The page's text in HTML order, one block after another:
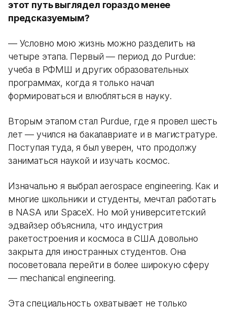
этот путь выглядел гораздо менее
предсказуемым?
— Условно мою жизнь можно разделить на
четыре этапа. Первый — период до Purdue:
учеба в РФМШ и других образовательных
программах, когда я только начал
формироваться и влюбляться в науку.
Вторым этапом стал Purdue, где я провел шесть
лет — учился на бакалавриате и в магистратуре.
Поступая туда, я был уверен, что продолжу
заниматься наукой и изучать космос.
Изначально я выбрал aerospace engineering. Как и
многие школьники и студенты, мечтал работать
в NASA или SpaceX. Но мой университетский
эдвайзер объяснила, что индустрия
ракетостроения и космоса в США довольно
закрыта для иностранных студентов. Она
посоветовала перейти в более широкую сферу
— mechanical engineering.
Эта специальность охватывает не только